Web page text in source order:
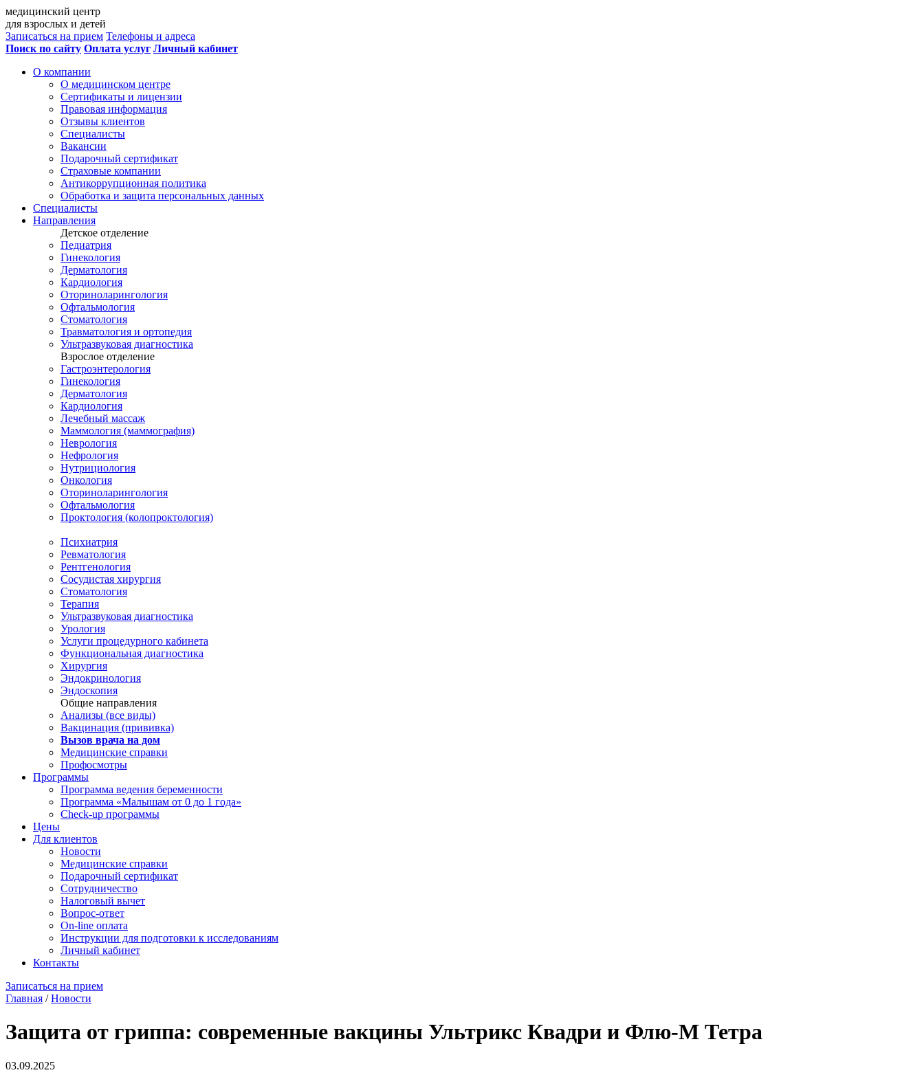
медицинский центр
для взрослых и детей
Записаться на прием Телефоны и адреса
Поиск по сайту Оплата услуг Личный кабинет
О компании
О медицинском центре
Сертификаты и лицензии
Правовая информация
Отзывы клиентов
Специалисты
Вакансии
Подарочный сертификат
Страховые компании
Антикоррупционная политика
Обработка и защита персональных данных
Специалисты
Направления
Детское отделение
Педиатрия
Гинекология
Дерматология
Кардиология
Оториноларингология
Офтальмология
Стоматология
Травматология и ортопедия
Ультразвуковая диагностика
Взрослое отделение
Гастроэнтерология
Гинекология
Дерматология
Кардиология
Лечебный массаж
Маммология (маммография)
Неврология
Нефрология
Нутрициология
Онкология
Оториноларингология
Офтальмология
Проктология (колопроктология)
Психиатрия
Ревматология
Рентгенология
Сосудистая хирургия
Стоматология
Терапия
Ультразвуковая диагностика
Урология
Услуги процедурного кабинета
Функциональная диагностика
Хирургия
Эндокринология
Эндоскопия
Общие направления
Анализы (все виды)
Вакцинация (прививка)
Вызов врача на дом
Медицинские справки
Профосмотры
Программы
Программа ведения беременности
Программа «Малышам от 0 до 1 года»
Check-up программы
Цены
Для клиентов
Новости
Медицинские справки
Подарочный сертификат
Сотрудничество
Налоговый вычет
Вопрос-ответ
On-line оплата
Инструкции для подготовки к исследованиям
Личный кабинет
Контакты
Записаться на прием
Главная /Новости
Защита от гриппа: современные вакцины Ультрикс Квадри и Флю-М Тетра
03.09.2025